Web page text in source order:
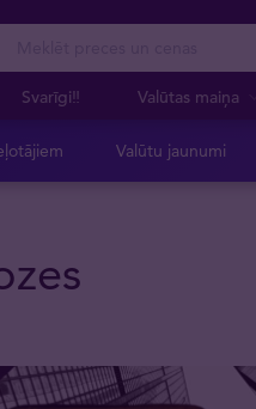
Svarīgi‼️ Valūtas maiņa
Valūtu jaunumi